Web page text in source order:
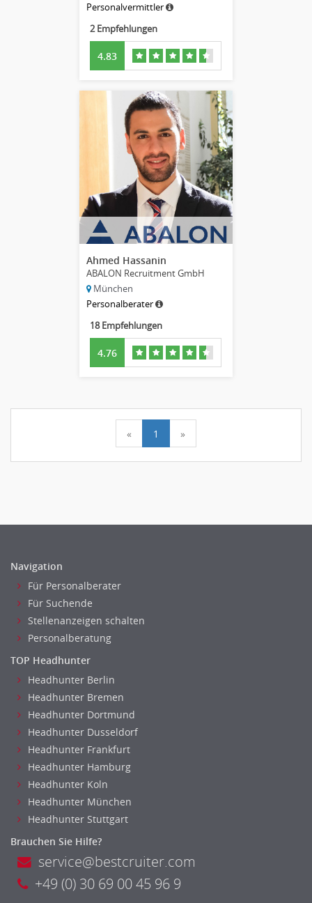
Personalvermittler
2 Empfehlungen
4.83
Ahmed Hassanin
ABALON Recruitment GmbH
München
Personalberater
18 Empfehlungen
4.76
« 1 »
Navigation
Für Personalberater
Für Suchende
Stellenanzeigen schalten
Personalberatung
TOP Headhunter
Headhunter Berlin
Headhunter Bremen
Headhunter Dortmund
Headhunter Dusseldorf
Headhunter Frankfurt
Headhunter Hamburg
Headhunter Koln
Headhunter München
Headhunter Stuttgart
Brauchen Sie Hilfe?
service@bestcruiter.com
+49 (0) 30 69 00 45 96 9